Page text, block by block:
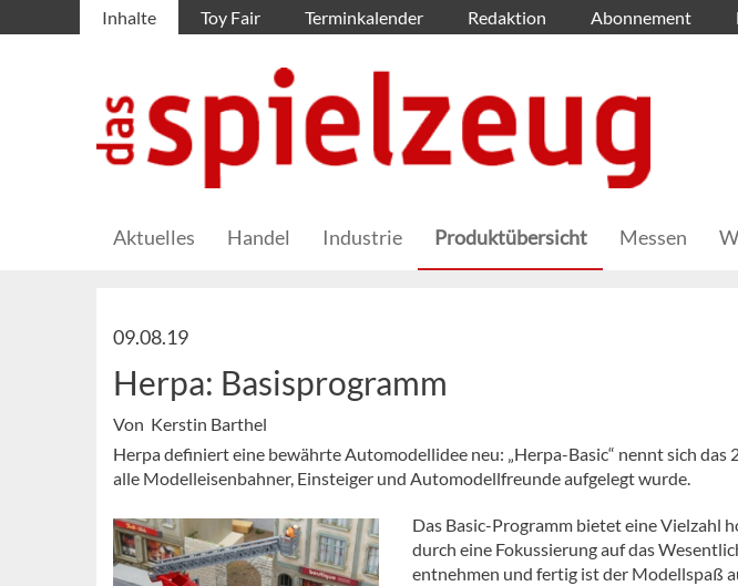
Inhalte Toy Fair Terminkalender Redaktion Abonnement
Aktuelles Handel Industrie Produktübersicht Messen
09.08.19
Herpa: Basisprogramm
Von Kerstin Barthel
Herpa definiert eine bewährte Automodellidee neu: „Herpa-Basic“ nennt sich
alle Modelleisenbahner, Einsteiger und Automodellfreunde aufgelegt wurde.
Das Basic-Programm bietet eine Vielzahl
durch eine Fokussierung auf das
entnehmen und fertig ist der Modellspaß